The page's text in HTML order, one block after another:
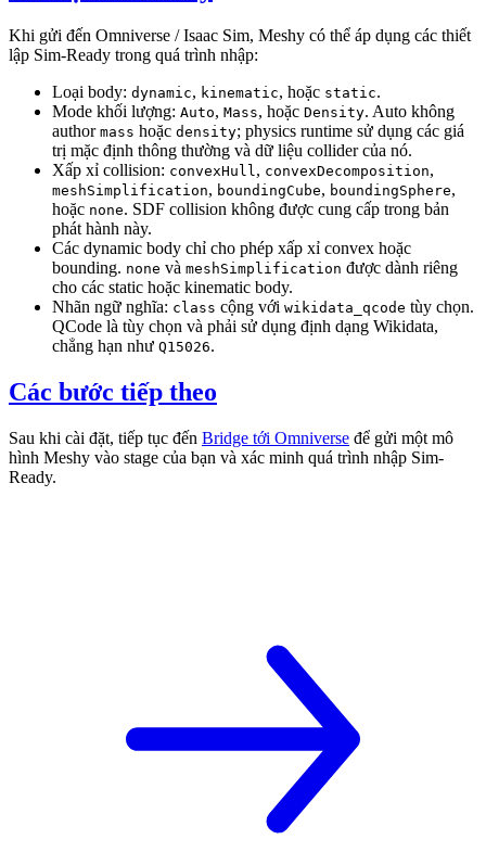
Khi gửi đến Omniverse / Isaac Sim, Meshy có thể áp dụng các thiết
lập Sim-Ready trong quá trình nhập:
Loại body: dynamic, kinematic, hoặc static.
Mode khối lượng: Auto, Mass, hoặc Density. Auto không
author mass hoặc density; physics runtime sử dụng các giá
trị mặc định thông thường và dữ liệu collider của nó.
Xấp xỉ collision: convexHull , convexDecomposition,
meshSimplification, boundingCube, boundingSphere,
hoặc none. SDF collision không được cung cấp trong bản
phát hành này.
Các dynamic body chỉ cho phép xấp xỉ convex hoặc
bounding. none và meshSimplification được dành riêng
cho các static hoặc kinematic body.
Nhãn ngữ nghĩa: class cộng với wikidata_qcode tùy chọn.
QCode là tùy chọn và phải sử dụng định dạng Wikidata,
chẳng hạn như Q15026.
Các bước tiếp theo
Sau khi cài đặt, tiếp tục đến Bridge tới Omniverse để gửi một mô
hình Meshy vào stage của bạn và xác minh quá trình nhập Sim-
Ready.